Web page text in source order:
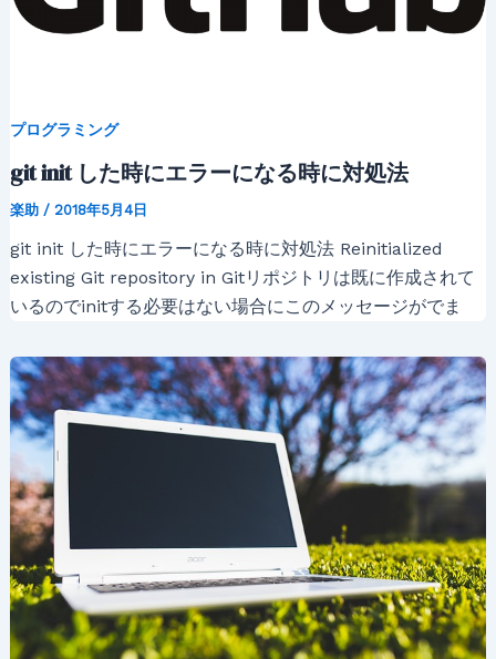
プログラミング
git init した時にエラーになる時に対処法
楽助 / 2018年5月4日
git init した時にエラーになる時に対処法 Reinitialized
existing Git repository in Gitリポジトリは既に作成されて
いるのでinitする必要はない場合にこのメッセージがでま